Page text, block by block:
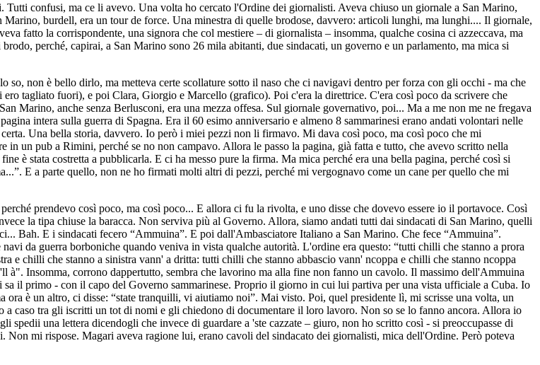
confusi, ma ce li avevo. Una volta ho cercato l'Ordine dei giornalisti. Aveva chiuso un giornale a San Marino,
burdell, era un tour de force. Una minestra di quelle brodose, davvero: articoli lunghi, ma lunghi.... Il giornale,
fatto la corrispondente, una signora che col mestiere – di giornalista – insomma, qualche cosina ci azzeccava, ma
perché, capirai, a San Marino sono 26 mila abitanti, due sindacati, un governo e un parlamento, ma mica si
non è bello dirlo, ma metteva certe scollature sotto il naso che ci navigavi dentro per forza con gli occhi - ma che
tagliato fuori), e poi Clara, Giorgio e Marcello (grafico). Poi c'era la direttrice. C'era così poco da scrivere che
Marino, anche senza Berlusconi, era una mezza offesa. Sul giornale governativo, poi... Ma a me non me ne fregava
intera sulla guerra di Spagna. Era il 60 esimo anniversario e almeno 8 sammarinesi erano andati volontari nelle
Una bella storia, davvero. Io però i miei pezzi non li firmavo. Mi dava così poco, ma così poco che mi
un pub a Rimini, perché se no non campavo. Allora le passo la pagina, già fatta e tutto, che avevo scritto nella
è stata costretta a pubblicarla. E ci ha messo pure la firma. Ma mica perché era una bella pagina, perché così si
E a parte quello, non ne ho firmati molti altri di pezzi, perché mi vergognavo come un cane per quello che mi
prendevo così poco, ma così poco... E allora ci fu la rivolta, e uno disse che dovevo essere io il portavoce. Così
la tipa chiuse la baracca. Non serviva più al Governo. Allora, siamo andati tutti dai sindacati di San Marino, quelli
Bah. E i sindacati fecero “Ammuina”. E poi dall'Ambasciatore Italiano a San Marino. Che fece “Ammuina”.
da guerra borboniche quando veniva in vista qualche autorità. L'ordine era questo: “tutti chilli che stanno a prora
e chilli che stanno a sinistra vann' a dritta: tutti chilli che stanno abbascio vann' ncoppa e chilli che stanno ncoppa
à". Insomma, corrono dappertutto, sembra che lavorino ma alla fine non fanno un cavolo. Il massimo dell'Ammuina
il primo - con il capo del Governo sammarinese. Proprio il giorno in cui lui partiva per una vista ufficiale a Cuba. Io
è un altro, ci disse: “state tranquilli, vi aiutiamo noi”. Mai visto. Poi, quel presidente lì, mi scrisse una volta, un
caso tra gli iscritti un tot di nomi e gli chiedono di documentare il loro lavoro. Non so se lo fanno ancora. Allora io
una lettera dicendogli che invece di guardare a 'ste cazzate – giuro, non ho scritto così - si preoccupasse di
mi rispose. Magari aveva ragione lui, erano cavoli del sindacato dei giornalisti, mica dell'Ordine. Però poteva